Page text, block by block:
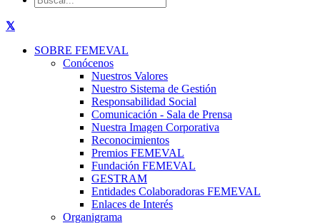
SOBRE FEMEVAL
Conócenos
Nuestros Valores
Nuestro Sistema de Gestión
Responsabilidad Social
Comunicación - Sala de Prensa
Nuestra Imagen Corporativa
Reconocimientos
Premios FEMEVAL
Fundación FEMEVAL
GESTRAM
Entidades Colaboradoras FEMEVAL
Enlaces de Interés
Organigrama